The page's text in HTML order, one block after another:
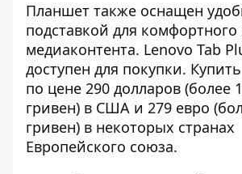
Планшет также оснащен
подставкой для
медиаконтента. Lenovo Tab
доступен для покупки.
по цене 290 долларов (более
гривен) в США и 279 евро
гривен) в некоторых странах
Европейского союза.